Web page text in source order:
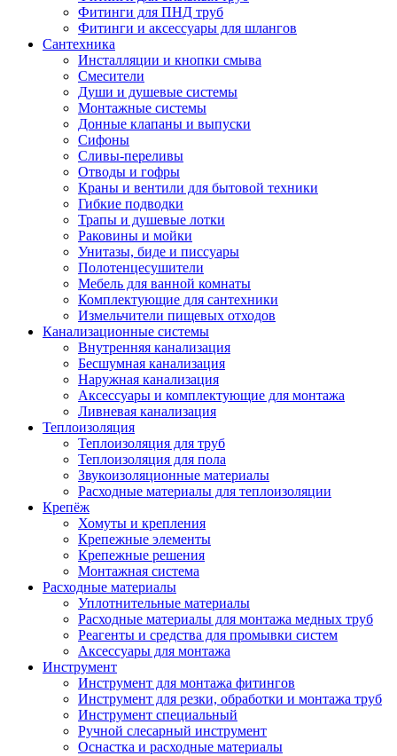
Фитинги для ПНД труб
Фитинги и аксессуары для шлангов
Сантехника
Инсталляции и кнопки смыва
Смесители
Души и душевые системы
Монтажные системы
Донные клапаны и выпуски
Сифоны
Сливы-переливы
Отводы и гофры
Краны и вентили для бытовой техники
Гибкие подводки
Трапы и душевые лотки
Раковины и мойки
Унитазы, биде и писсуары
Полотенцесушители
Мебель для ванной комнаты
Комплектующие для сантехники
Измельчители пищевых отходов
Канализационные системы
Внутренняя канализация
Бесшумная канализация
Наружная канализация
Аксессуары и комплектующие для монтажа
Ливневая канализация
Теплоизоляция
Теплоизоляция для труб
Теплоизоляция для пола
Звукоизоляционные материалы
Расходные материалы для теплоизоляции
Крепёж
Хомуты и крепления
Крепежные элементы
Крепежные решения
Монтажная система
Расходные материалы
Уплотнительные материалы
Расходные материалы для монтажа медных труб
Реагенты и средства для промывки систем
Аксессуары для монтажа
Инструмент
Инструмент для монтажа фитингов
Инструмент для резки, обработки и монтажа труб
Инструмент специальный
Ручной слесарный инструмент
Оснастка и расходные материалы